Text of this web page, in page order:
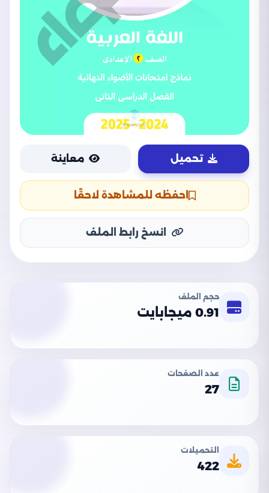
تحميل معاينة
احفظه للمشاهدة لاحقًا
انسخ رابط الملف
حجم الملف
0.91 ميجابايت
عدد الصفحات
27
التحميلات
422